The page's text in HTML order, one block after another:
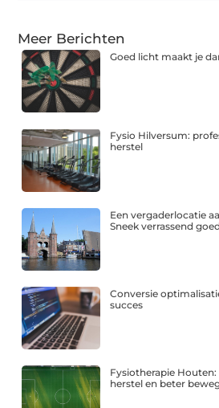
Meer Berichten
Goed licht maakt je
Fysio Hilversum:
herstel
Een vergaderlocatie
Sneek verrassend
Conversie
succes
Fysiotherapie
herstel en beter